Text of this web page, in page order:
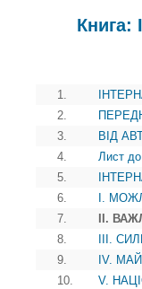
1.
2.
3.
ВІД
4.
Лист
5.
6.
I.
7.
II.
8.
III.
9.
IV.
10.
V.